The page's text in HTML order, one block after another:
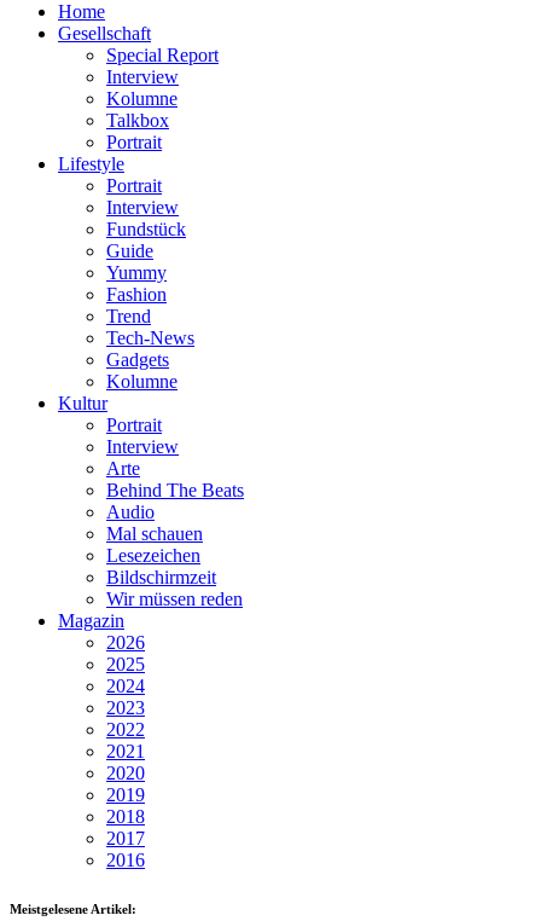
Home
Gesellschaft
Special Report
Interview
Kolumne
Talkbox
Portrait
Lifestyle
Portrait
Interview
Fundstück
Guide
Yummy
Fashion
Trend
Tech-News
Gadgets
Kolumne
Kultur
Portrait
Interview
Arte
Behind The Beats
Audio
Mal schauen
Lesezeichen
Bildschirmzeit
Wir müssen reden
Magazin
2026
2025
2024
2023
2022
2021
2020
2019
2018
2017
2016
Meistgelesene Artikel: